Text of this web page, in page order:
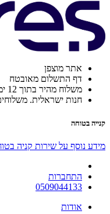
אתר מוצפן
דף התשלום מאובטח
משלוח מהיר בתוך 12 ימי עבודה
חנות ישראלית.
קנייה בטוחה
מידע נוסף על שירות קניה
התחברות
0509044133
אודות